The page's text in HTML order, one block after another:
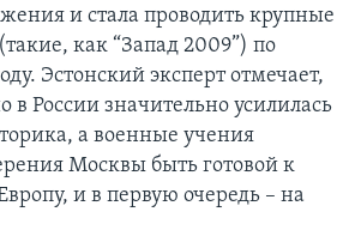
и стала проводить крупные
как “Запад 2009”) по
Эстонский эксперт отмечает,
в России значительно усилилась
а военные учения
Москвы быть готовой к
и в первую очередь – на